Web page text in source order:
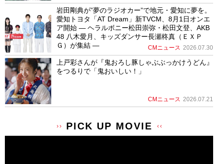
岩田剛典が”夢のラジオカー”で地元・愛知に夢を。
愛知トヨタ「AT Dream」新TVCM、8月1日オンエ
ア開始 ― ヘラルボニー松田崇弥・松田文登、AKB
48 八木愛月、キッズダンサー長瀬柊真（ＥＸＰ
Ｇ）が集結 ―
CMニュース 2026.07.30
上戸彩さんが『鬼おろし豚しゃぶぶっかけうどん』
をつるりで「鬼おいしい！」
CMニュース 2026.07.21
PICK UP MOVIE